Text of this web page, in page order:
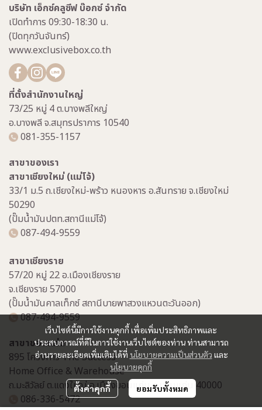
เว็บไซต์นี้มีการใช้งานคุกกี้ เพื่อเพิ่มประสิทธิภาพและ
ประสบการณ์ที่ดีในการใช้งานเว็บไซต์ของท่าน ท่านสามารถ
อ่านรายละเอียดเพิ่มเติมได้ที่ นโยบายความเป็นส่วนตัว และ
นโยบายคุกกี้
ตั้งค่าคุกกี้ ยอมรับทั้งหมด
บริษัท เอ็กซ์คลูซีฟ บ๊อกซ์ จำกัด
เปิดทำการ 09:30-18:30 น.
(ปิดทุกวันจันทร์)
www.exclusivebox.co.th
ที่ตั้งสำนักงานใหญ่
73/25 หมู่ 4 ต.บางพลีใหญ่
อ.บางพลี จ.สมุทรปราการ 10540
081-355-1157
สาขาของเรา
สาขาเชียงใหม่ (แม่โจ้)
33/1 ม.5 ถ.เชียงใหม่-พร้าว หนองหาร อ.สันทราย จ.เชียงใหม่
50290
(ปั๊มน้ำมันปตท.สถานีแม่โจ้)
087-494-9559
สาขาเชียงราย
57/20 หมู่ 22 อ.เมืองเชียงราย
จ.เชียงราย 57000
(ปั๊มน้ำมันคาลเท็กซ์ สถานีบายพาสวงแหวนตะวันออก)
087-494-9559
สาขาขอนแก่น
895 โครงการ The Success
Home Office & Warehouse
ถ.มะลิวัลย์ ต.แดงใหญ่ อ.เมืองขอนแก่น จ.ขอนแก่น 40000
086-336-5472